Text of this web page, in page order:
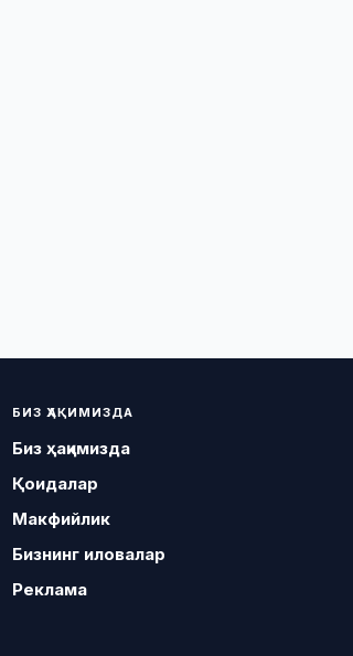
БИЗ ҲАҚИМИЗДА
Биз ҳақимизда
Қоидалар
Макфийлик
Бизнинг иловалар
Реклама